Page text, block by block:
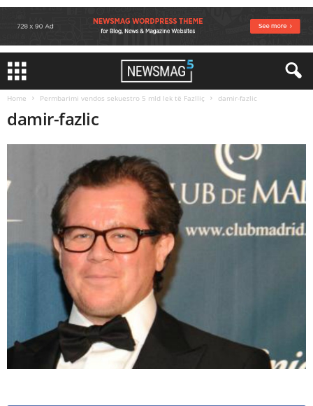
Home Permbarimi vendos sekuestro 5 mld lek të Fazlliç damir-fazlic
damir-fazlic